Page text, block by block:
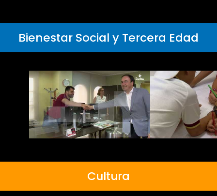
Bienestar Social y Tercera Edad
Cultura